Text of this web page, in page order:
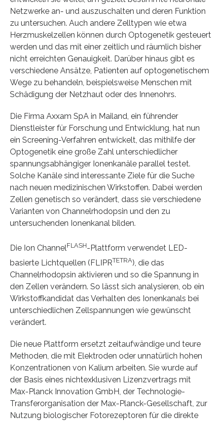
Netzwerke an- und auszuschalten und deren Funktion
zu untersuchen. Auch andere Zelltypen wie etwa
Herzmuskelzellen können durch Optogenetik gesteuert
werden und das mit einer zeitlich und räumlich bisher
nicht erreichten Genauigkeit. Darüber hinaus gibt es
verschiedene Ansätze, Patienten auf optogenetischem
Wege zu behandeln, beispielsweise Menschen mit
Schädigung der Netzhaut oder des Innenohrs.
Die Firma Axxam SpA in Mailand, ein führender
Dienstleister für Forschung und Entwicklung, hat nun
ein Screening-Verfahren entwickelt, das mithilfe der
Optogenetik eine große Zahl unterschiedlicher
spannungsabhängiger Ionenkanäle parallel testet.
Solche Kanäle sind interessante Ziele für die Suche
nach neuen medizinischen Wirkstoffen. Dabei werden
Zellen genetisch so verändert, dass sie verschiedene
Varianten von Channelrhodopsin und den zu
untersuchenden Ionenkanal bilden.
Die Ion ChannelFLASH-Plattform verwendet LED-
basierte Lichtquellen (FLIPRTETRA), die das
Channelrhodopsin aktivieren und so die Spannung in
den Zellen verändern. So lässt sich analysieren, ob ein
Wirkstoffkandidat das Verhalten des Ionenkanals bei
unterschiedlichen Zellspannungen wie gewünscht
verändert.
Die neue Plattform ersetzt zeitaufwändige und teure
Methoden, die mit Elektroden oder unnatürlich hohen
Konzentrationen von Kalium arbeiten. Sie wurde auf
der Basis eines nichtexklusiven Lizenzvertrags mit
Max-Planck Innovation GmbH, der Technologie-
Transferorganisation der Max-Planck-Gesellschaft, zur
Nutzung biologischer Fotorezeptoren für die direkte